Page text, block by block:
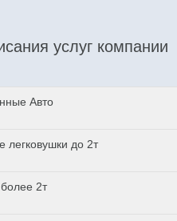
услуг компании
Авто
легковушки до 2т
2т